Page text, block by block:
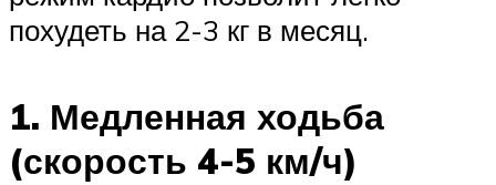
похудеть на 2-3 кг в месяц.
1. Медленная ходьба
(скорость 4-5 км/ч)